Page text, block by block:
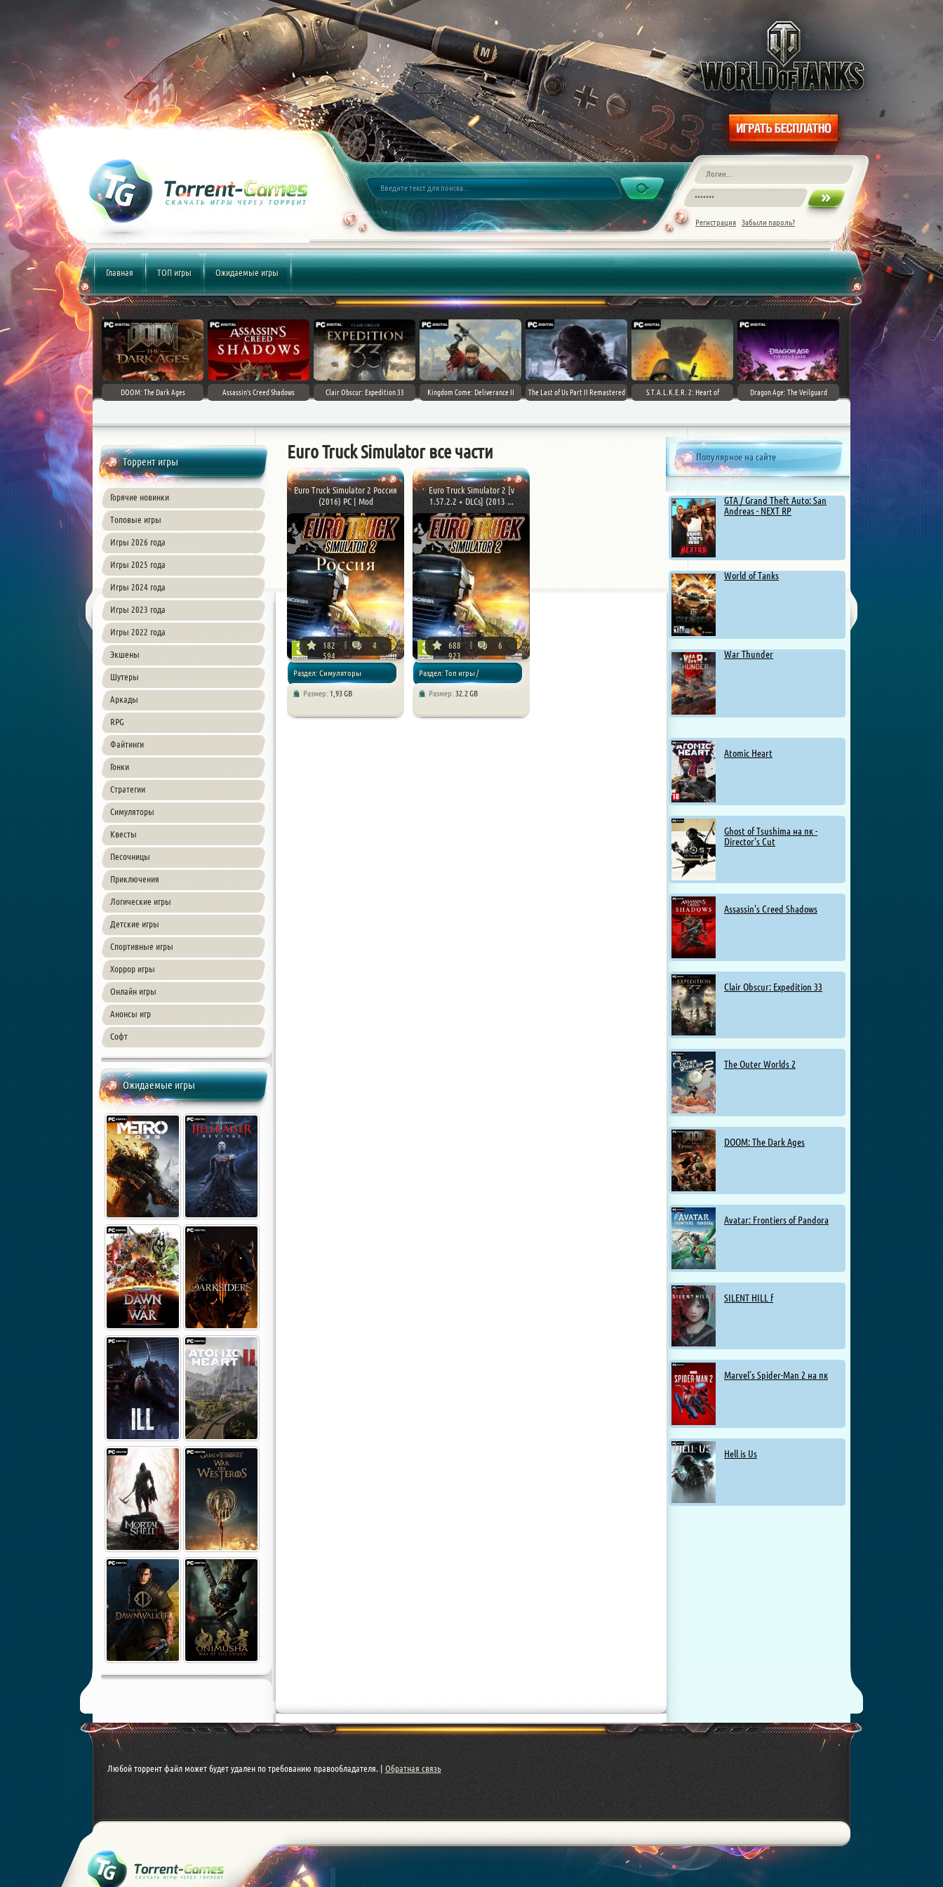
Регистрация Забыли пароль?
Главная ТОП игры Ожидаемые игры
DOOM: The Dark Ages Assassin's Creed Shadows Clair Obscur: Expedition 33 Kingdom Come: Deliverance II The Last of Us Part II Remastered
S.T.A.L.K.E.R. 2: Heart of
Dragon Age: The Veilguard
Торрент игры
Горячие новинки
Топовые игры
Игры 2026 года
Игры 2025 года
Игры 2024 года
Игры 2023 года
Игры 2022 года
Экшены
Шутеры
Аркады
RPG
Файтинги
Гонки
Стратегии
Симуляторы
Квесты
Песочницы
Приключения
Логические игры
Детские игры
Спортивные игры
Хоррор игры
Онлайн игры
Анонсы игр
Софт
Ожидаемые игры
Популярное на сайте
GTA / Grand Theft Auto: San
Andreas - NEXT RP
World of Tanks
War Thunder
Atomic Heart
Ghost of Tsushima на пк -
Director's Cut
Assassin's Creed Shadows
Clair Obscur: Expedition 33
The Outer Worlds 2
DOOM: The Dark Ages
Avatar: Frontiers of Pandora
SILENT HILL f
Marvel’s Spider-Man 2 на пк
Hell is Us
Euro Truck Simulator все части
Euro Truck Simulator 2 Россия
(2016) PC | Mod
182
594
4
Раздел: Симуляторы
Размер: 1,93 GB
Euro Truck Simulator 2 [v
1.57.2.2 + DLCs] (2013 ...
688
923
6
Раздел: Топ игры /
Размер: 32.2 GB
Любой торрент файл может будет удален по требованию правообладателя. |Обратная связь